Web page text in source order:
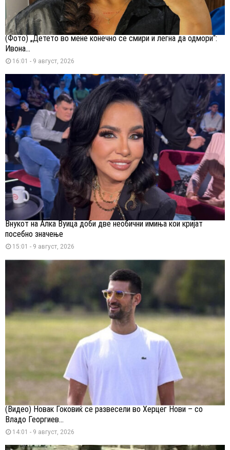
(Фото) „Детето во мене конечно се смири и легна да одмори“:
Ивона...
16:01 - 9 август, 2026
Внукот на Алка Вуица доби две необични имиња кои кријат
посебно значење
15:01 - 9 август, 2026
(Видео) Новак Ѓоковиќ се развесели во Херцег Нови – со
Владо Георгиев...
14:01 - 9 август, 2026